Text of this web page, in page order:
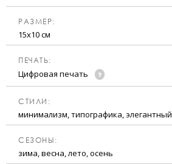
РАЗМЕР:
15х10 см
ПЕЧАТЬ:
Цифровая печать
CТИЛИ:
минимализм, типографика, элегантный
CЕЗОНЫ:
зима, весна, лето, осень